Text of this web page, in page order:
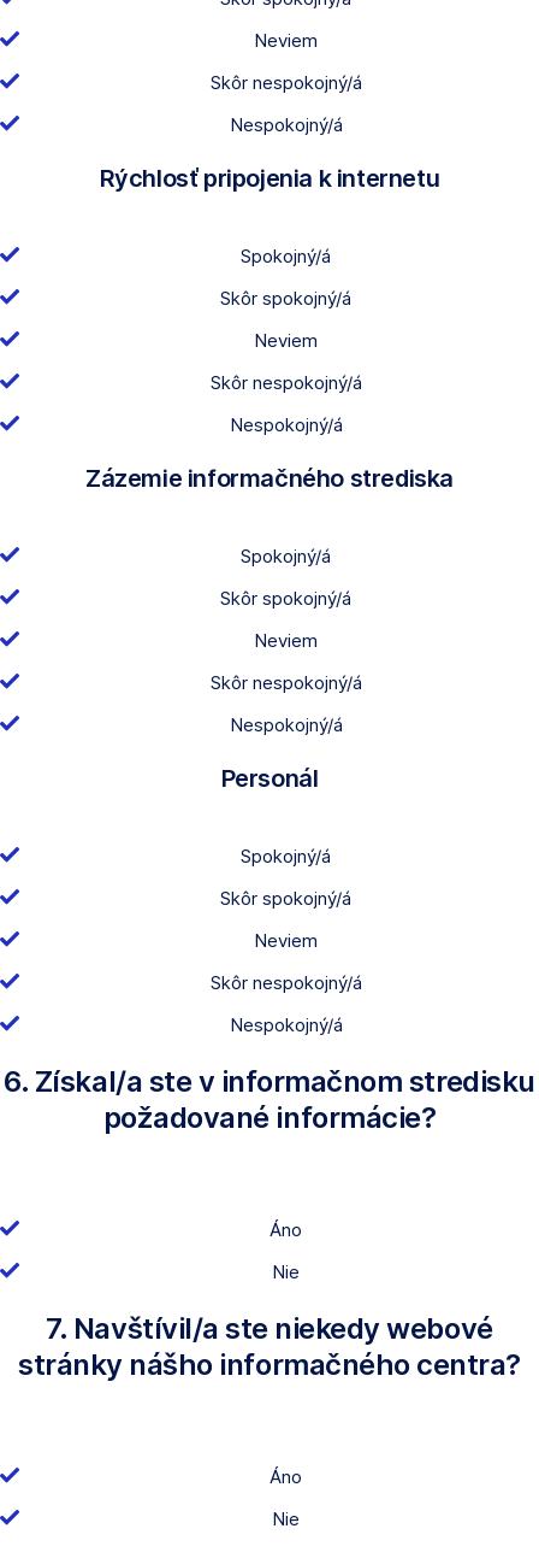
Neviem
Skôr nespokojný/á
Nespokojný/á
Rýchlosť pripojenia k internetu
Spokojný/á
Skôr spokojný/á
Neviem
Skôr nespokojný/á
Nespokojný/á
Zázemie informačného strediska
Spokojný/á
Skôr spokojný/á
Neviem
Skôr nespokojný/á
Nespokojný/á
Personál
Spokojný/á
Skôr spokojný/á
Neviem
Skôr nespokojný/á
Nespokojný/á
6. Získal/a ste v informačnom stredisku
požadované informácie?
Áno
Nie
7. Navštívil/a ste niekedy webové
stránky nášho informačného centra?
Áno
Nie